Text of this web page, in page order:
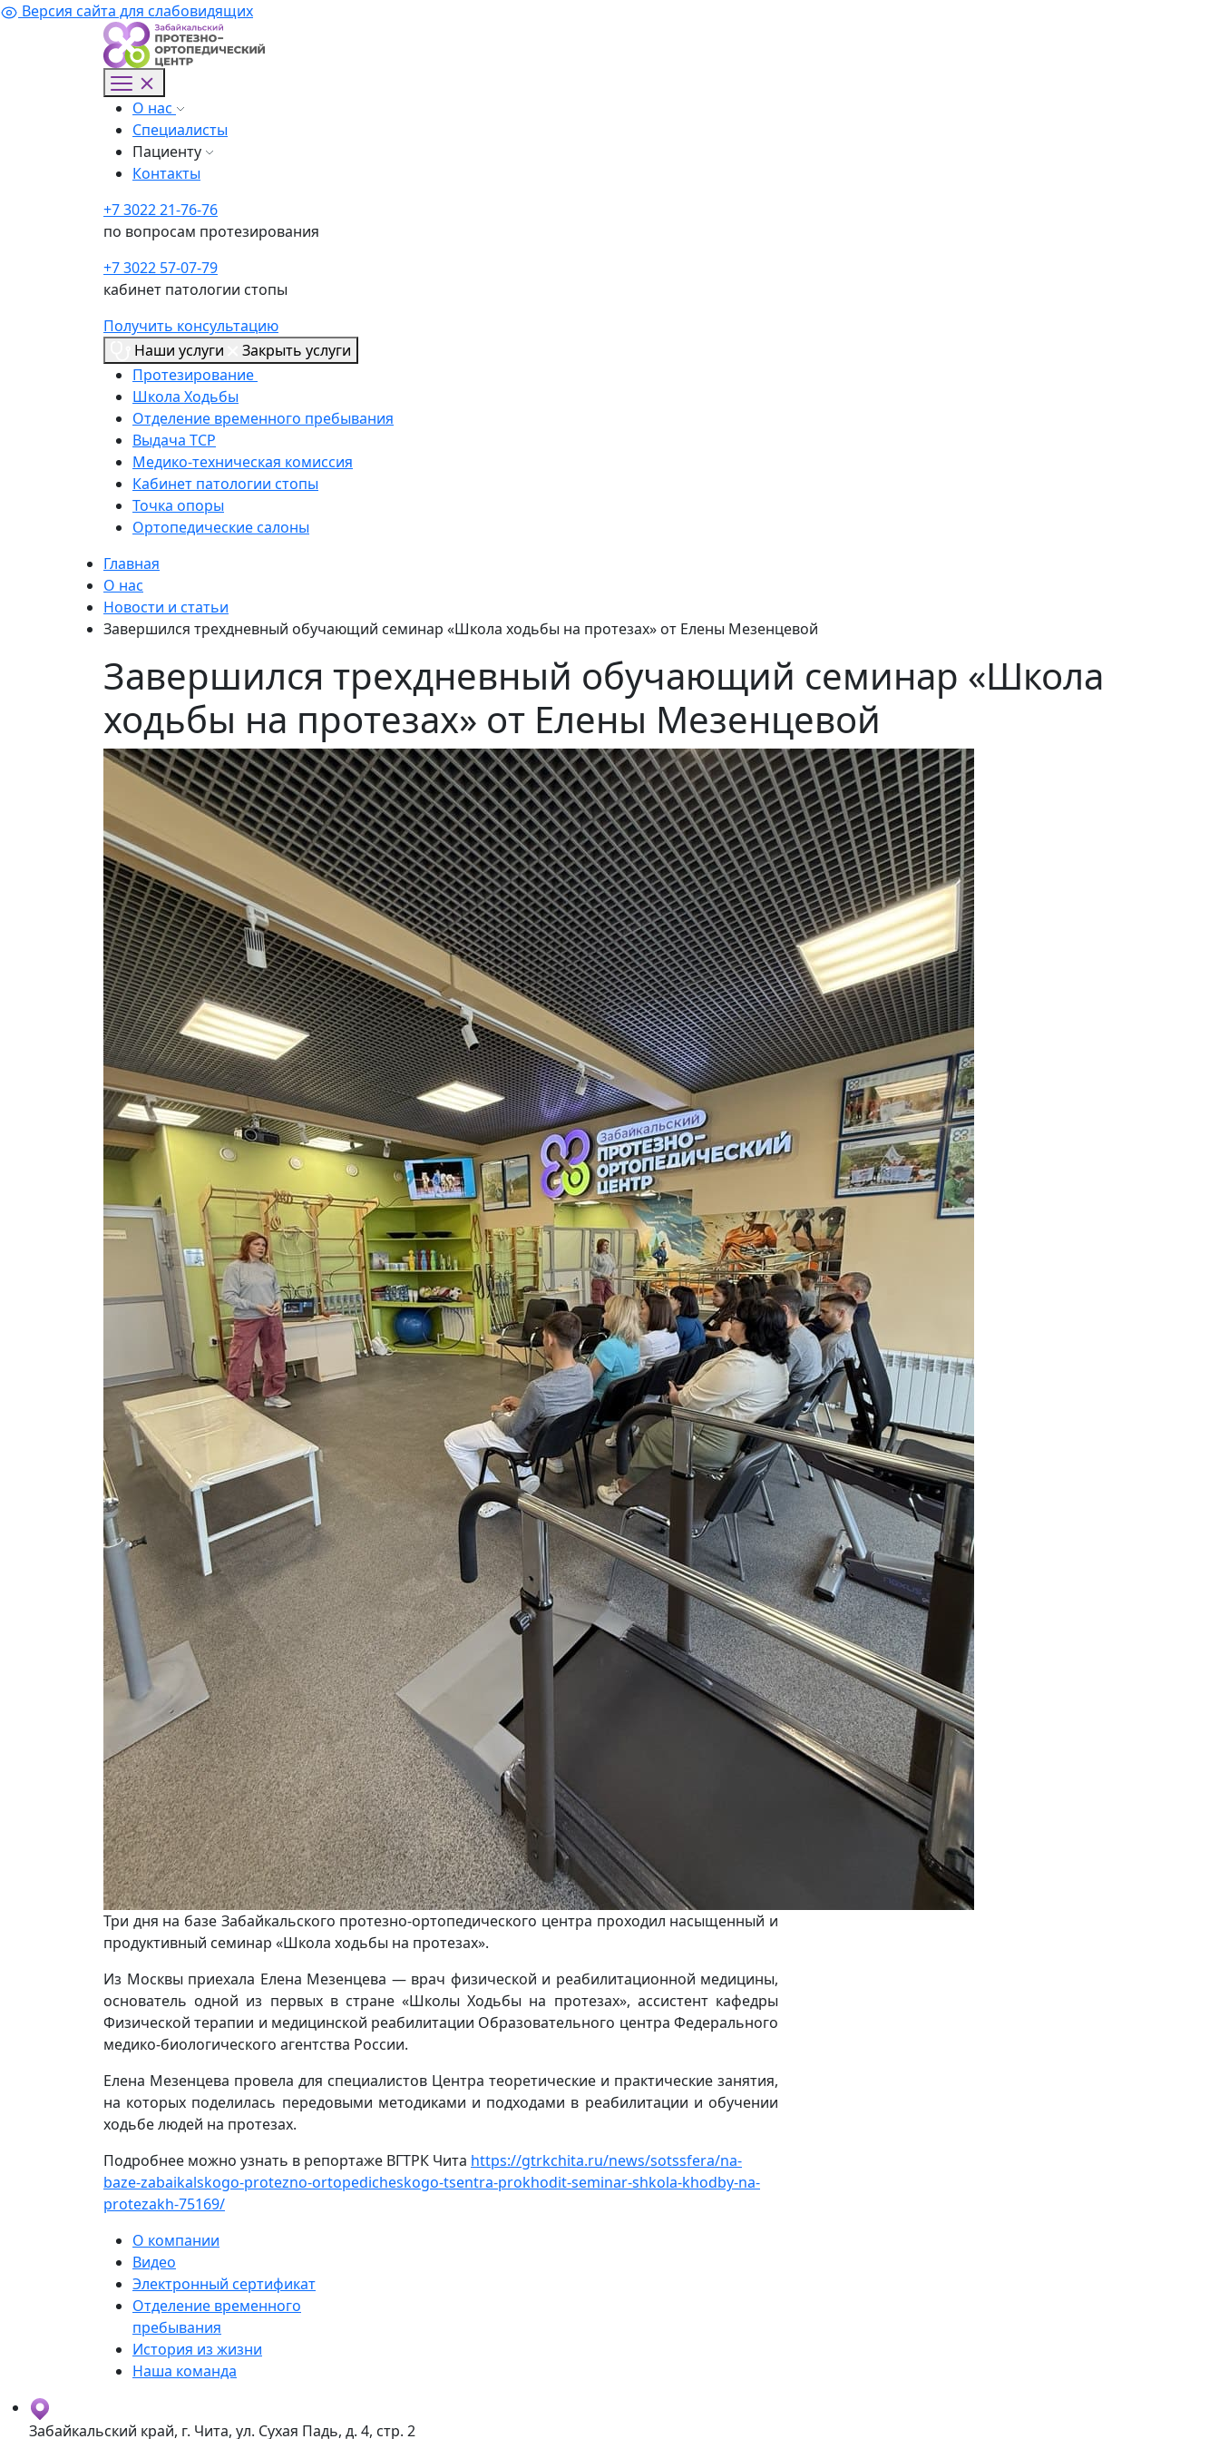
Версия сайта для слабовидящих
О нас
Специалисты
Пациенту
Контакты
+7 3022 21-76-76
по вопросам протезирования
+7 3022 57-07-79
кабинет патологии стопы
Получить консультацию
Наши услуги
Закрыть услуги
Протезирование
Школа Ходьбы
Отделение временного пребывания
Выдача ТСР
Медико-техническая комиссия
Кабинет патологии стопы
Точка опоры
Ортопедические салоны
Главная
О нас
Новости и статьи
Завершился трехдневный обучающий семинар «Школа ходьбы на протезах» от Елены Мезенцевой
Завершился трехдневный обучающий семинар «Школа
ходьбы на протезах» от Елены Мезенцевой
Три дня на базе Забайкальского протезно-ортопедического центра проходил насыщенный и
продуктивный семинар «Школа ходьбы на протезах».
Из Москвы приехала Елена Мезенцева — врач физической и реабилитационной медицины,
основатель одной из первых в стране «Школы Ходьбы на протезах», ассистент кафедры
Физической терапии и медицинской реабилитации Образовательного центра Федерального
медико-биологического агентства России.
Елена Мезенцева провела для специалистов Центра теоретические и практические занятия,
на которых поделилась передовыми методиками и подходами в реабилитации и обучении
ходьбе людей на протезах.
Подробнее можно узнать в репортаже ВГТРК Чита https://gtrkchita.ru/news/sotssfera/na-
baze-zabaikalskogo-protezno-ortopedicheskogo-tsentra-prokhodit-seminar-shkola-khodby-na-
protezakh-75169/
О компании
Видео
Электронный сертификат
Отделение временного
пребывания
История из жизни
Наша команда
Забайкальский край, г. Чита, ул. Сухая Падь, д. 4, стр. 2